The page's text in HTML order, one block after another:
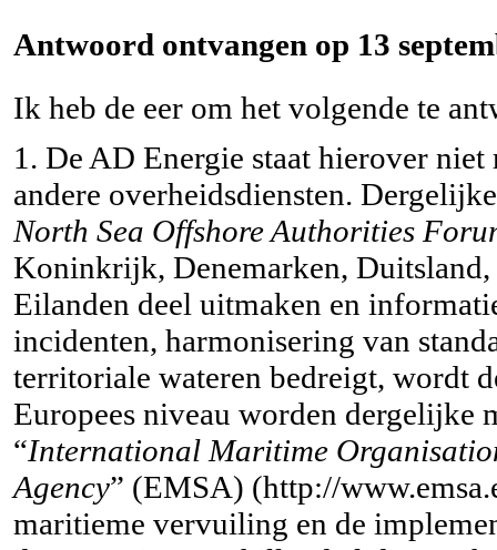
Antwoord ontvangen op 13
Ik heb de eer om het volgende te
1. De AD Energie staat hierover
andere overheidsdiensten.
North Sea Offshore Authorities
Koninkrijk, Denemarken,
Eilanden deel uitmaken en
incidenten, harmonisering van
territoriale wateren bedreigt, wordt
Europees niveau worden dergelijke
“International Maritime
Agency” (EMSA) (http://
maritieme vervuiling en de